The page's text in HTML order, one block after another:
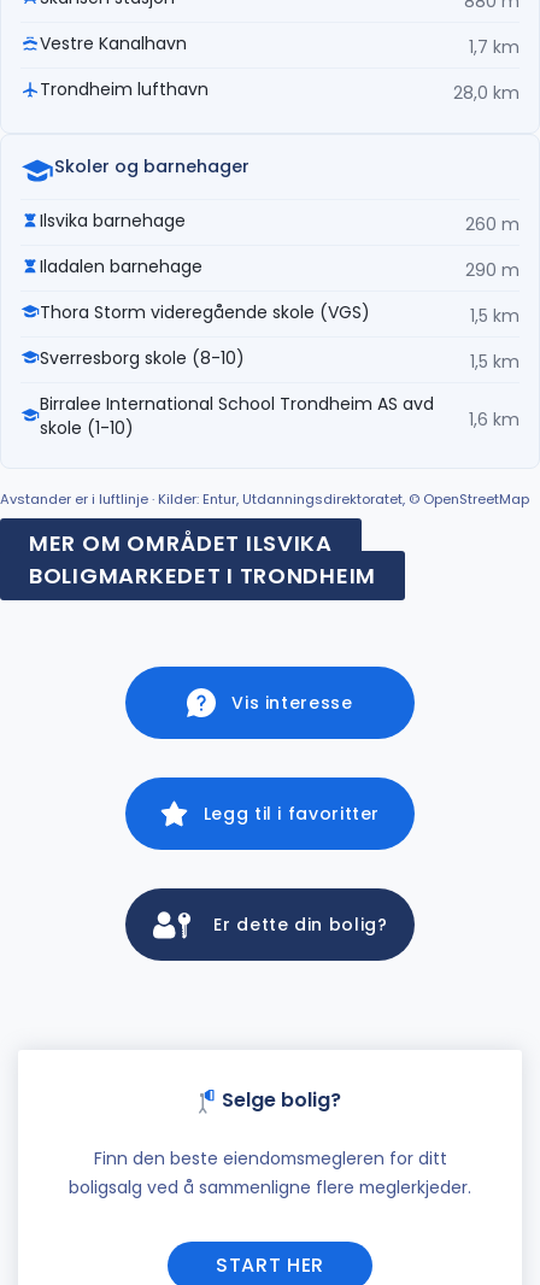
Vestre Kanalhavn
1,7 km
Trondheim lufthavn
28,0 km
Skoler og barnehager
Ilsvika barnehage
260 m
Iladalen barnehage
290 m
Thora Storm videregående skole (VGS)
1,5 km
Sverresborg skole (8-10)
1,5 km
Birralee International School Trondheim AS avd
skole (1-10)
1,6 km
Avstander er i luftlinje · Kilder: Entur, Utdanningsdirektoratet, © OpenStreetMap
MER OM OMRÅDET ILSVIKA
BOLIGMARKEDET I TRONDHEIM
Vis interesse
Legg til i favoritter
Er dette din bolig?
Selge bolig?
Finn den beste eiendomsmegleren for ditt
boligsalg ved å sammenligne flere meglerkjeder.
START HER